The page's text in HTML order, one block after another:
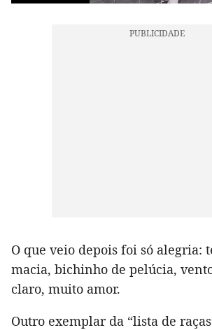
O que veio depois foi só alegria:
macia, bichinho de pelúcia,
claro, muito amor.
Outro exemplar da “lista de